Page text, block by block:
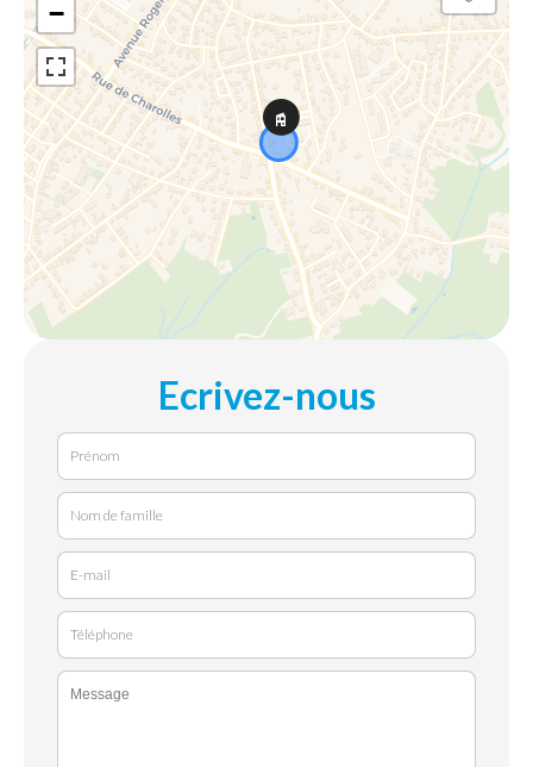
−
Ecrivez-nous